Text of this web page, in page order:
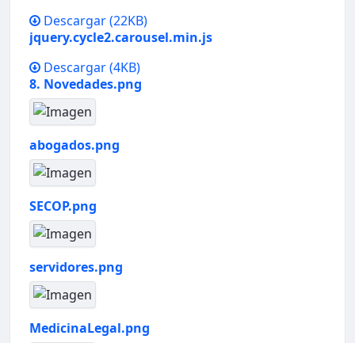
Descargar(22KB)
jquery.cycle2.carousel.min.js
Descargar(4KB)
8. Novedades.png
abogados.png
SECOP.png
servidores.png
MedicinaLegal.png